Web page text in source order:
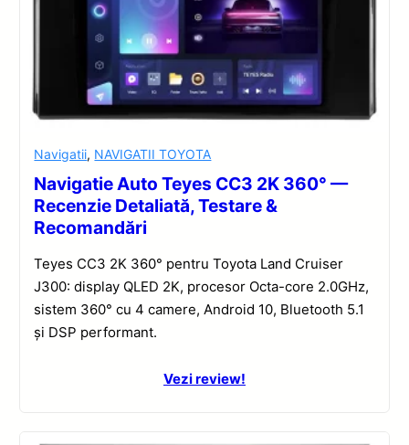
Navigatii, NAVIGATII TOYOTA
Navigatie Auto Teyes CC3 2K 360° —
Recenzie Detaliată, Testare &
Recomandări
Teyes CC3 2K 360° pentru Toyota Land Cruiser
J300: display QLED 2K, procesor Octa-core 2.0GHz,
sistem 360° cu 4 camere, Android 10, Bluetooth 5.1
și DSP performant.
Vezi review!